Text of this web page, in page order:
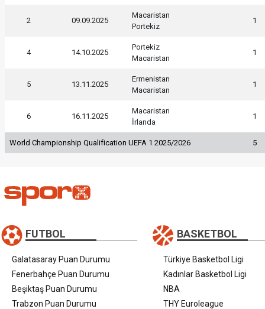
2 09.09.2025
Macaristan
Portekiz
1
4 14.10.2025
Portekiz
Macaristan
1
5 13.11.2025
Ermenistan
Macaristan
1
6 16.11.2025
Macaristan
İrlanda
1
World Championship Qualification UEFA 1 2025/2026 5
FUTBOL
Galatasaray Puan Durumu
Fenerbahçe Puan Durumu
Beşiktaş Puan Durumu
Trabzon Puan Durumu
BASKETBOL
Türkiye Basketbol Ligi
Kadınlar Basketbol Ligi
NBA
THY Euroleague